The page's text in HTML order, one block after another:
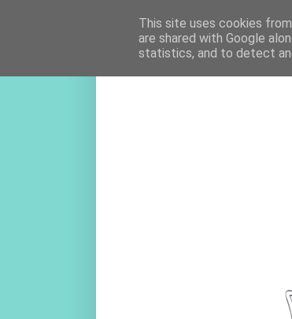
This site uses cookies
are shared with Google
statistics, and to detect